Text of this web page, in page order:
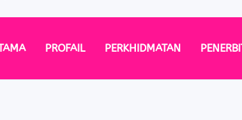
PROFAIL PERKHIDMATAN